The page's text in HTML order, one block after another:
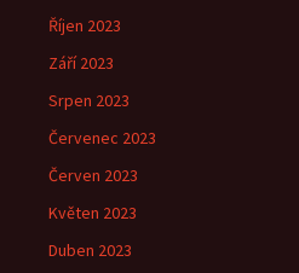
Říjen 2023
Září 2023
Srpen 2023
Červenec 2023
Červen 2023
Květen 2023
Duben 2023